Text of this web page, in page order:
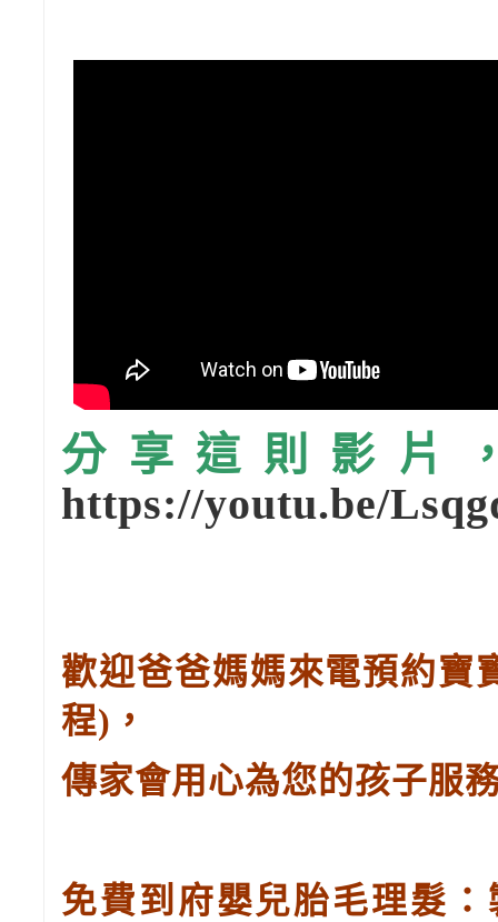
分享這則影片
https://youtu.be/
歡迎爸爸媽媽來電預約寶
程) ，
傳家會用心為您的孩子服
免費到府嬰兒胎毛理髮